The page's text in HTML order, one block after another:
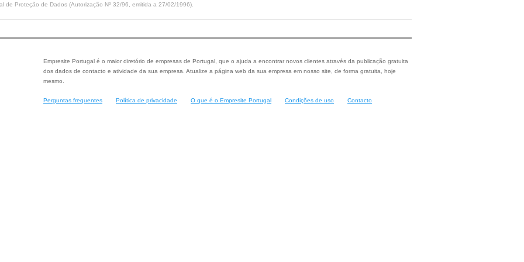
de Proteção de Dados (Autorização Nº 32/96, emitida a 27/02/1996).
Empresite Portugal é o maior diretório de empresas de Portugal, que o ajuda a encontrar novos clientes através da publicação gratuita
dos dados de contacto e atividade da sua empresa. Atualize a página web da sua empresa em nosso site, de forma gratuita, hoje
mesmo.
Perguntas frequentes Política de privacidade O que é o Empresite Portugal Condições de uso Contacto